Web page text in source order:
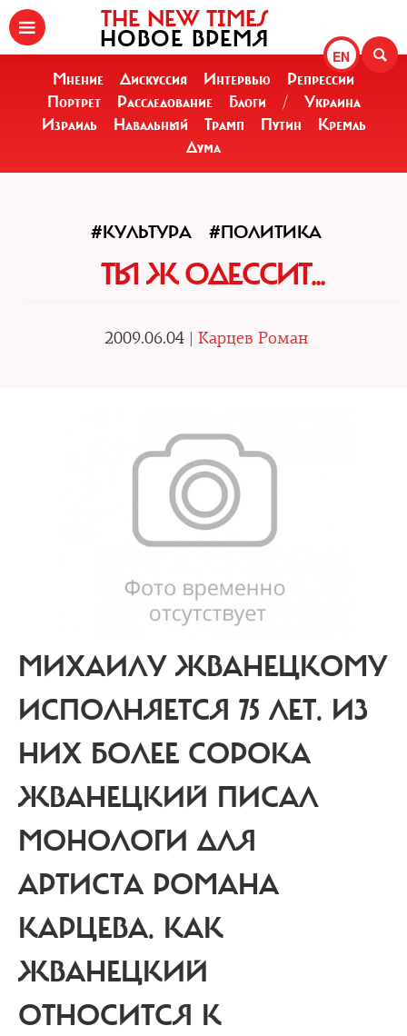
EN
THE NEW TIMES
НОВОЕ ВРЕМЯ
Мнение Дискуссия Интервью
Репрессии
Портрет
Расследование Блоги /
Украина
Израиль
Навальный Трамп Путин
Кремль
Дума
#КУЛЬТУРА #ПОЛИТИКА
ТЫ Ж ОДЕССИТ...
2009.06.04 | Карцев Роман
МИХАИЛУ ЖВАНЕЦКОМУ
ИСПОЛНЯЕТСЯ 75 ЛЕТ. ИЗ
НИХ БОЛЕЕ СОРОКА
ЖВАНЕЦКИЙ ПИСАЛ
МОНОЛОГИ ДЛЯ
АРТИСТА РОМАНА
КАРЦЕВА. КАК
ЖВАНЕЦКИЙ
ОТНОСИТСЯ К